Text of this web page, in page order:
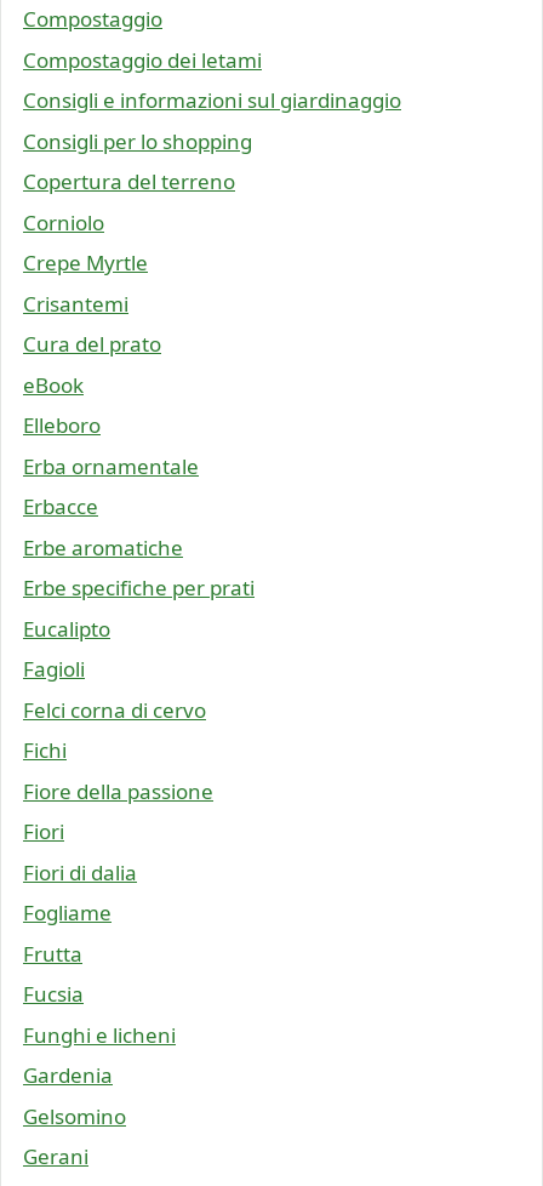
Compostaggio
Compostaggio dei letami
Consigli e informazioni sul giardinaggio
Consigli per lo shopping
Copertura del terreno
Corniolo
Crepe Myrtle
Crisantemi
Cura del prato
eBook
Elleboro
Erba ornamentale
Erbacce
Erbe aromatiche
Erbe specifiche per prati
Eucalipto
Fagioli
Felci corna di cervo
Fichi
Fiore della passione
Fiori
Fiori di dalia
Fogliame
Frutta
Fucsia
Funghi e licheni
Gardenia
Gelsomino
Gerani